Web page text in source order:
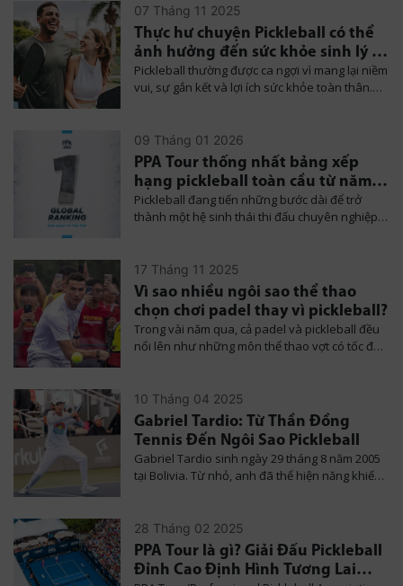
phá danh sách những câu slogan pickleball
hay nhất, từ truyền động lực, vui nhộn đến đậm
chất thi đấu, giúp bạn nổi bật cả về kỹ năng lẫn
tinh thần trên sân.
07 Tháng 11 2025
Thực hư chuyện Pickleball có thể
ảnh hưởng đến sức khỏe sinh lý ở
phụ nữ?
Pickleball thường được ca ngợi vì mang lại niềm
vui, sự gắn kết và lợi ích sức khỏe toàn thân.
ý: Pickleball, nếu chơi sai cách hoặc quá mức,
có thể gián tiếp ảnh hưởng đến sức khỏe sinh
lý và khả năng quan hệ tình dục của phụ nữ.
09 Tháng 01 2026
PPA Tour thống nhất bảng xếp
hạng pickleball toàn cầu từ năm
2026
Pickleball đang tiến những bước dài để trở
thành một hệ sinh thái thi đấu chuyên nghiệp
bảng xếp hạng thống nhất trên toàn thế giới kể
từ mùa giải 2026. Đây được xem là quyết định
mang tính bản lề, không chỉ với các tay vợt
hàng đầu mà còn với tương lai phát triển của
pickleball chuyên nghiệp ở nhiều khu vực, đặc
biệt là châu Á.
17 Tháng 11 2025
Vì sao nhiều ngôi sao thể thao
chọn chơi padel thay vì pickleball?
Trong vài năm qua, cả padel và pickleball đều
nổi lên như những môn thể thao vợt có tốc độ
hàng đầu, đặc biệt là những vận động viên đã
quen với nhịp độ cạnh tranh cao, dễ thấy một
xu hướng nổi bật. Padel đang chiếm ưu thế rõ
rệt. Điều gì khiến họ nghiêng về padel thay vì
pickleball, dù pickleball cũng đang bùng nổ
mạnh mẽ khắp toàn cầu.
10 Tháng 04 2025
Gabriel Tardio: Từ Thần Đồng
Tennis Đến Ngôi Sao Pickleball
Gabriel Tardio sinh ngày 29 tháng 8 năm 2005
tại Bolivia. Từ nhỏ, anh đã thể hiện năng khiếu
Gabriel chuyển đến Jupiter, Florida, Mỹ, để tiếp
tục phát triển sự nghiệp tennis. Tuy nhiên, đại
dịch COVID-19 bùng phát vào năm 2020 đã
khiến các học viện tennis đóng cửa, làm gián
28 Tháng 02 2025
PPA Tour là gì? Giải Đấu Pickleball
Đỉnh Cao Định Hình Tương Lai